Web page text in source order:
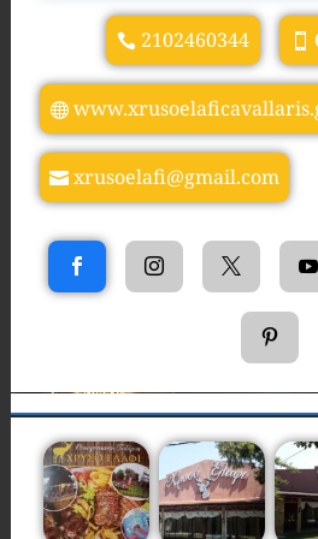
2102460344
xrusoelafi@gmail.com